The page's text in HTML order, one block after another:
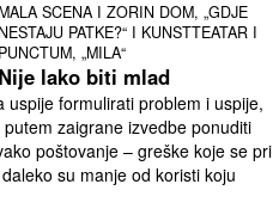
MALA SCENA I ZORIN DOM, „GDJE
NESTAJU PATKE?“ I KUNSTTEATAR I
PUNCTUM, „MILA“
Nije lako biti mlad
uspije formulirati problem i uspije,
zaigrane izvedbe ponuditi
poštovanje – greške koje se pri
su manje od koristi koju